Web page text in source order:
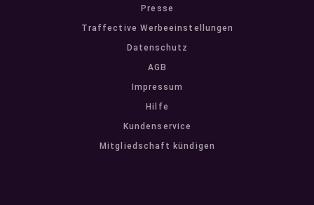
Presse
Traffective Werbeeinstellungen
Datenschutz
AGB
Impressum
Hilfe
Kundenservice
Mitgliedschaft kündigen